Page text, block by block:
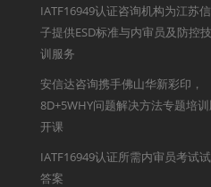
IATF16949认证咨询机构为江苏
子提供ESD标准与内审员及防控
训服务
安信达咨询携手佛山华新彩印，
8D+5WHY问题解决方法专题培
开课
IATF16949认证所需内审员考试
答案